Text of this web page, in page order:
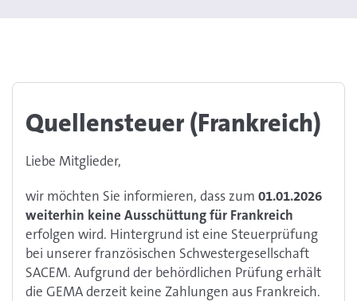
Quellensteuer (Frankreich)
Liebe Mitglieder,
wir möchten Sie informieren, dass zum 01.01.2026
weiterhin keine Ausschüttung für Frankreich
erfolgen wird. Hintergrund ist eine Steuerprüfung
bei unserer französischen Schwestergesellschaft
SACEM. Aufgrund der behördlichen Prüfung erhält
die GEMA derzeit keine Zahlungen aus Frankreich.